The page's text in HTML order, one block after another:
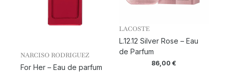
NARCISO RODRIGUEZ
For Her – Eau de parfum
LACOSTE
L.12.12 Silver Rose – Eau
de Parfum
86,00 €